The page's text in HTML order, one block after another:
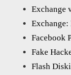
Exchange
Facebook
Fake
Flash